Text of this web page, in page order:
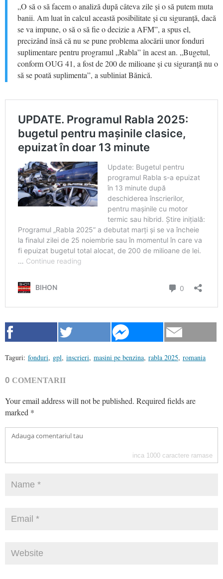
„O să o să facem o analiză după câteva zile și o să putem muta
banii. Am luat în calcul această posibilitate și cu siguranță, dacă
se va impune, o să o să fie o decizie a AFM”, a spus el,
precizând însă că nu se pune problema alocării unor fonduri
suplimentare pentru programul „Rabla” în acest an. „Bugetul,
conform OUG 41, a fost de 200 de milioane și cu siguranță nu o
să se poată suplimenta”, a subliniat Bănică.
Taguri: fonduri, gpl, inscrieri, masini pe benzina, rabla 2025, romania
0 COMENTARII
Your email address will not be published. Required fields are
marked *
inca 1000 caractere ramase